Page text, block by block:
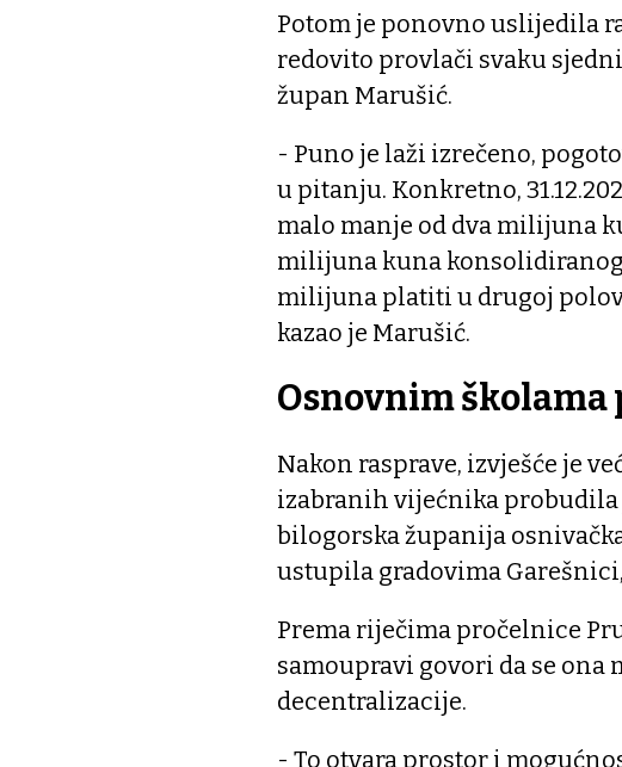
Potom je ponovno uslijedila
redovito provlači svaku
župan Marušić.
- Puno je laži izrečeno,
u pitanju. Konkretno,
malo manje od dva milijuna
milijuna kuna konsolidiranog
milijuna platiti u drugoj
kazao je Marušić.
Osnovnim školama
Nakon rasprave, izvješće je
izabranih vijećnika probudila
bilogorska županija
ustupila gradovima
Prema riječima pročelnice
samoupravi govori da se ona
decentralizacije.
- To otvara prostor i